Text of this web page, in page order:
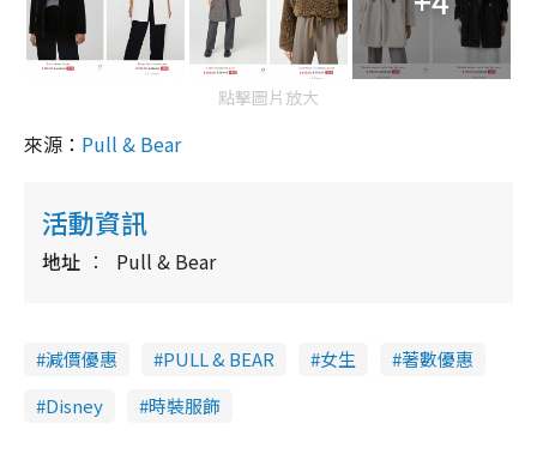
點擊圖片放大
來源： Pull & Bear
活動資訊
地址 Pull & Bear
減價優惠 PULL & BEAR 女生
著數優惠
Disney
時裝服飾